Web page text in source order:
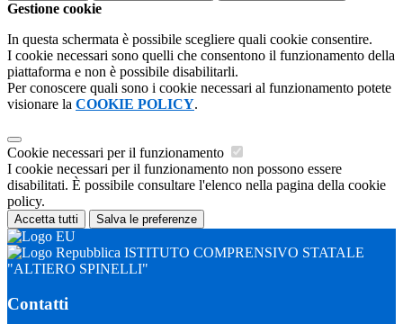
Gestione cookie
In questa schermata è possibile scegliere quali cookie consentire.
I cookie necessari sono quelli che consentono il funzionamento della
piattaforma e non è possibile disabilitarli.
Per conoscere quali sono i cookie necessari al funzionamento potete
visionare la COOKIE POLICY.
Cookie necessari per il funzionamento
I cookie necessari per il funzionamento non possono essere
disabilitati. È possibile consultare l'elenco nella pagina della cookie
policy.
Accetta tutti Salva le preferenze
ISTITUTO COMPRENSIVO STATALE
"ALTIERO SPINELLI"
Contatti